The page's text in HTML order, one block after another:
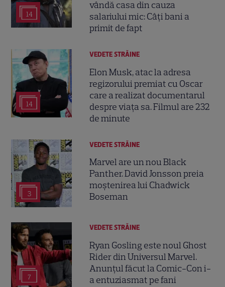
14
vândă casa din cauza
salariului mic: Câți bani a
primit de fapt
14
VEDETE STRĂINE
Elon Musk, atac la adresa
regizorului premiat cu Oscar
care a realizat documentarul
despre viața sa. Filmul are 232
de minute
3
VEDETE STRĂINE
Marvel are un nou Black
Panther. David Jonsson preia
moștenirea lui Chadwick
Boseman
7
VEDETE STRĂINE
Ryan Gosling este noul Ghost
Rider din Universul Marvel.
Anunțul făcut la Comic-Con i-
a entuziasmat pe fani